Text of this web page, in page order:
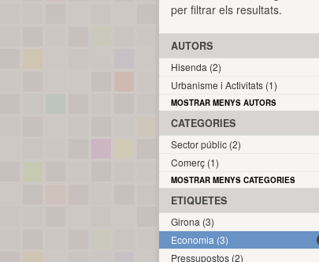
per filtrar els resultats.
AUTORS
Hisenda (2)
Urbanisme i Activitats (1)
MOSTRAR MENYS AUTORS
CATEGORIES
Sector públic (2)
Comerç (1)
MOSTRAR MENYS CATEGORIES
ETIQUETES
Girona (3)
Economia (3)
Pressupostos (2)